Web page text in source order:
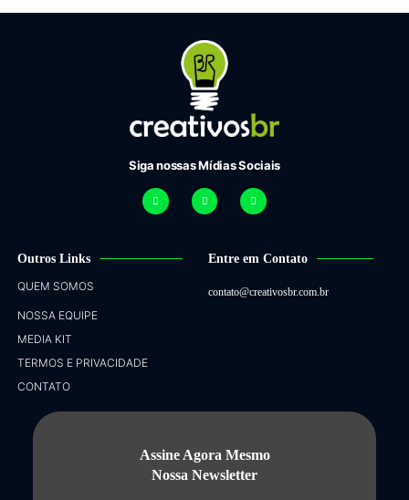
Siga nossas Mídias Sociais
Outros Links
QUEM SOMOS
NOSSA EQUIPE
MEDIA KIT
TERMOS E PRIVACIDADE
CONTATO
Entre em Contato
contato@creativosbr.com.br
Assine Agora Mesmo
Nossa Newsletter